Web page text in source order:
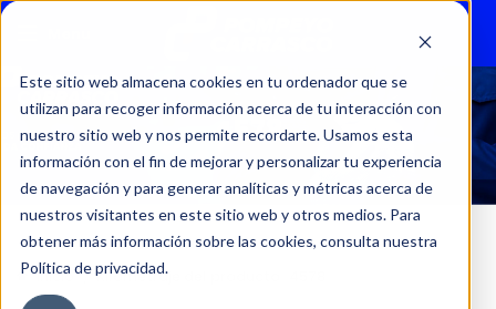
Este sitio web almacena cookies en tu ordenador que se
utilizan para recoger información acerca de tu interacción con
nuestro sitio web y nos permite recordarte. Usamos esta
información con el fin de mejorar y personalizar tu experiencia
de navegación y para generar analíticas y métricas acerca de
nuestros visitantes en este sitio web y otros medios. Para
obtener más información sobre las cookies, consulta nuestra
Política de privacidad.
4578
Inicio Kilometraje del producto